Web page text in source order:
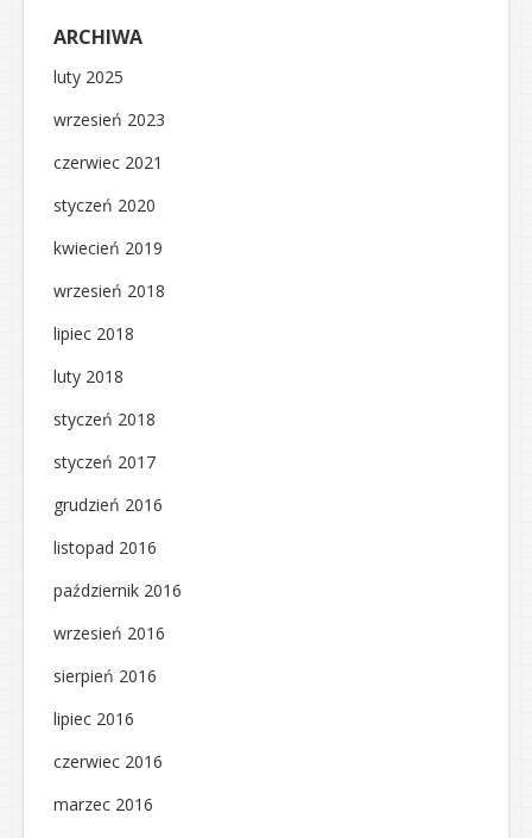
ARCHIWA
luty 2025
wrzesień 2023
czerwiec 2021
styczeń 2020
kwiecień 2019
wrzesień 2018
lipiec 2018
luty 2018
styczeń 2018
styczeń 2017
grudzień 2016
listopad 2016
październik 2016
wrzesień 2016
sierpień 2016
lipiec 2016
czerwiec 2016
marzec 2016